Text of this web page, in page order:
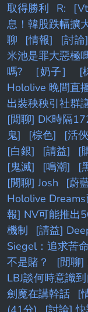
取得勝利
R:
息！韓股跌幅擴
聊
[情報] [討
米池是罪大惡極
嗎?
［奶子］ [
Hololive 晚間直
出裝秧秧引社群
[閒聊] DK時隔
鬼]
[棕色] [活
[白銀]
[請益] [
[鬼滅]
[鳴潮] [
[閒聊] Josh
[蔚
Hololive Dreams
報] NV可能推出
機制
[請益]
Siegel：追求苦
不是賭？
[閒聊]
LBJ談何時意識
劍魔在講幹話
[